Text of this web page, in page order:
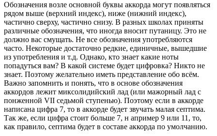
Обозначения возле основной буквы аккорда могут появляться
рядом выше (верхний индекс), ниже (нижний индекс),
частично сверху, частично снизу. В разных школах приняты
различные обозначения, что иногда вносит путаницу. Это не
должно вас смущать. Не все обозначения употребляются
часто. Некоторые достаточно редкие, единичные, вышедшие
из употребления и т.д. Однако, кто знает какие ноты
попадуться вам? В какой системе будет цифровка? Никто не
знает. Поэтому желательно иметь представление обо всём.
Важно запомнить и понять, что в основе обозначения
аккордов лежит миксолидийский лад (или мажорный лад с
понженной VII седьмой ступенью). Поэтому если в аккорде
написана цифра 7, то в аккорде будет звучать малая септима.
Так же, если цифра стоит больше 7, н апример 9 или 11, то,
как правило, септима будет в составе аккорда по умолчанию.